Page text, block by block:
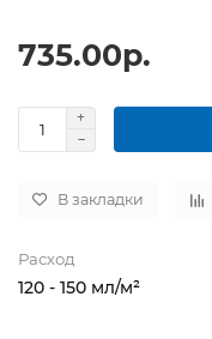
735.00р.
В закладки
Расход
120 - 150 мл/м²